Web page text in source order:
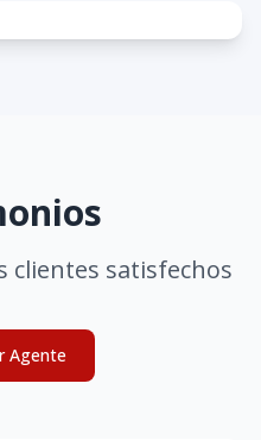
clientes satisfechos
Agente